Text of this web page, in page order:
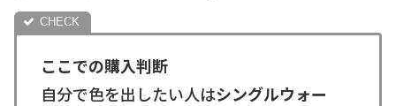
ここでの購入判断
自分で色を出したい人はシングルウォー